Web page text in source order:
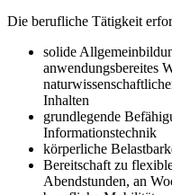
Die berufliche Tätigkeit
solide
anwendungsbereites
Inhalten
grundlegende
Informationstechnik
körperliche
Bereitschaft zu
Abendstunden, an